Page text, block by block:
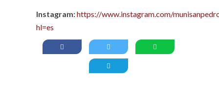
Instagram:https://www.instagram.com/
hl=es